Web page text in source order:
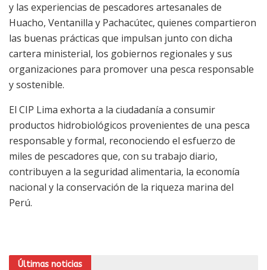
y las experiencias de pescadores artesanales de
Huacho, Ventanilla y Pachacútec, quienes compartieron
las buenas prácticas que impulsan junto con dicha
cartera ministerial, los gobiernos regionales y sus
organizaciones para promover una pesca responsable
y sostenible.
El CIP Lima exhorta a la ciudadanía a consumir
productos hidrobiológicos provenientes de una pesca
responsable y formal, reconociendo el esfuerzo de
miles de pescadores que, con su trabajo diario,
contribuyen a la seguridad alimentaria, la economía
nacional y la conservación de la riqueza marina del
Perú.
Últimas noticias